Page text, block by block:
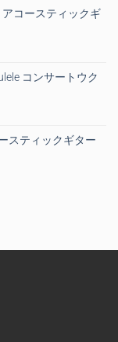
アコースティックギ
コンサートウク
スティックギター